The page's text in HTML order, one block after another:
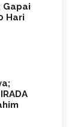
Gapai
Hari